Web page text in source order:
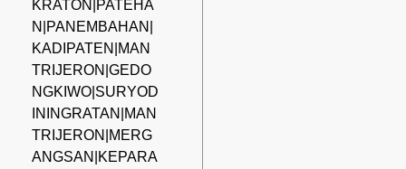
KRATON|PATEHA
N|PANEMBAHAN|
KADIPATEN|MAN
TRIJERON|GEDO
NGKIWO|SURYOD
ININGRATAN|MAN
TRIJERON|MERG
ANGSAN|KEPARA